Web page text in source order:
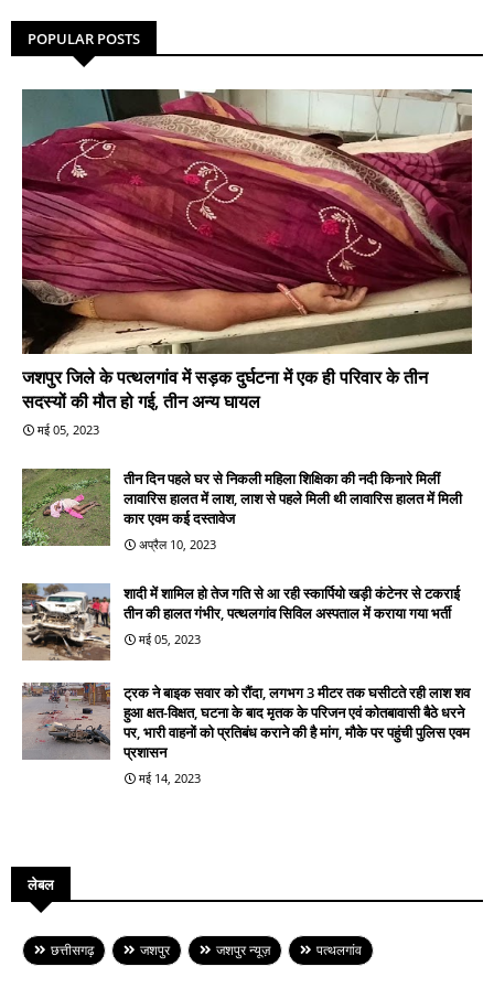
POPULAR POSTS
जशपुर जिले के पत्थलगांव में सड़क दुर्घटना में एक ही परिवार के तीन
सदस्यों की मौत हो गई, तीन अन्य घायल
मई 05, 2023
तीन दिन पहले घर से निकली महिला शिक्षिका की नदी किनारे मिलीं
लावारिस हालत में लाश, लाश से पहले मिली थी लावारिस हालत में मिली
कार एवम कई दस्तावेज
अप्रैल 10, 2023
शादी में शामिल हो तेज गति से आ रही स्कार्पियो खड़ी कंटेनर से टकराई
तीन की हालत गंभीर, पत्थलगांव सिविल अस्पताल में कराया गया भर्ती
मई 05, 2023
ट्रक ने बाइक सवार को रौंदा, लगभग 3 मीटर तक घसीटते रही लाश शव
हुआ क्षत-विक्षत, घटना के बाद मृतक के परिजन एवं कोतबावासी बैठे धरने
पर, भारी वाहनों को प्रतिबंध कराने की है मांग, मौके पर पहुंची पुलिस एवम
प्रशासन
मई 14, 2023
लेबल
छत्तीसगढ़ जशपुर जशपुर न्यूज़ पत्थलगांव